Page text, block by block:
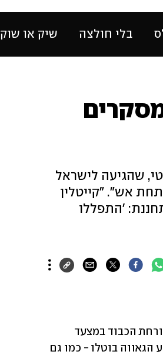
בלי חולצה שיק או שוק
שהגיעה לישראל
אש". "קייטלין
'התפללו